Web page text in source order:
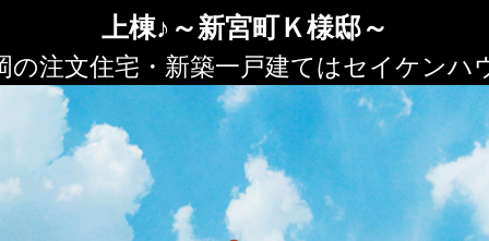
上棟♪～新宮町Ｋ様邸～
の注文住宅・新築一戸建てはセイケンハ